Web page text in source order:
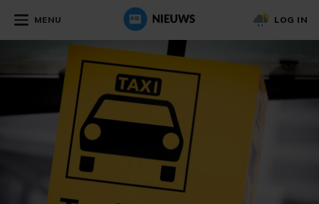
MENU LOG IN